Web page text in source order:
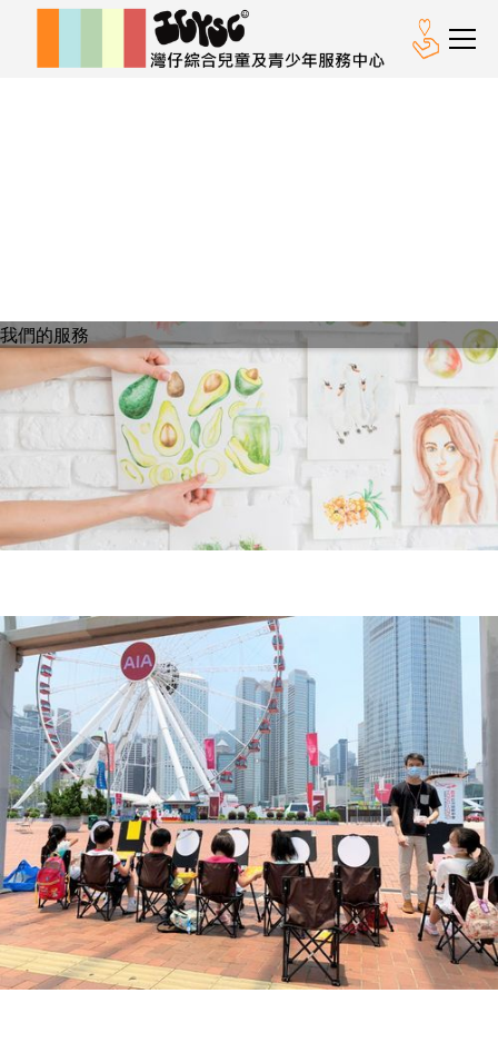
我們的服務
「體．藝」服務
為兒童及青少年提供多元化的運動訓練及藝術體驗，籍此
促進兒童個人成長。